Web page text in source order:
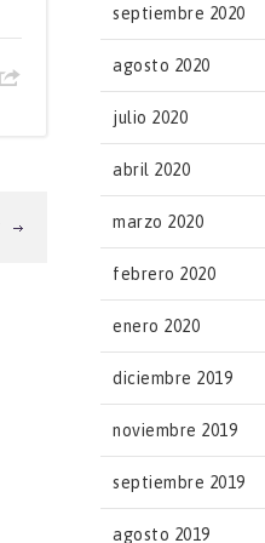
septiembre 2020
agosto 2020
julio 2020
abril 2020
marzo 2020
febrero 2020
enero 2020
diciembre 2019
noviembre 2019
septiembre 2019
agosto 2019